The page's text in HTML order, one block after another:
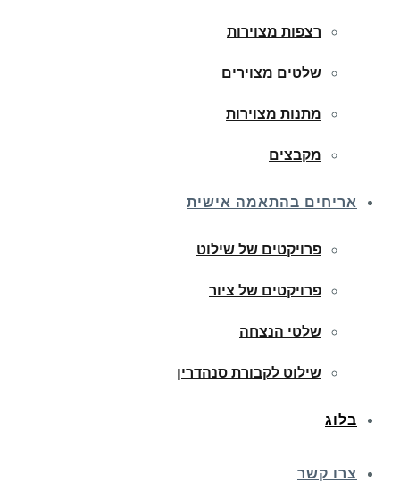
רצפות מצוירות
שלטים מצוירים
מתנות מצוירות
מקבצים
אריחים בהתאמה אישית
פרויקטים של שילוט
פרויקטים של ציור
שלטי הנצחה
שילוט לקבורת סנהדרין
בלוג
צרו קשר